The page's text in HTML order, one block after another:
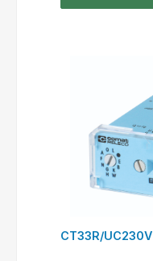
CT33R/UC230V